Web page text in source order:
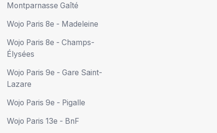
Montparnasse Gaîté
Wojo Paris 8e - Madeleine
Wojo Paris 8e - Champs-
Élysées
Wojo Paris 9e - Gare Saint-
Lazare
Wojo Paris 9e - Pigalle
Wojo Paris 13e - BnF